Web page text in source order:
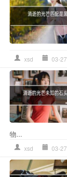
xsd 03-27
物...
xsd 03-27